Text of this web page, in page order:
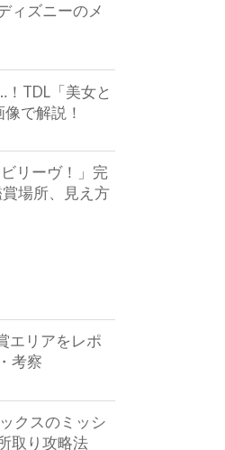
ィズニーのメ
！TDL「美女と
で解説！
ビリーヴ！」完
場所、見え方
エリアをレポ
考察
クスのミッシ
取り攻略法